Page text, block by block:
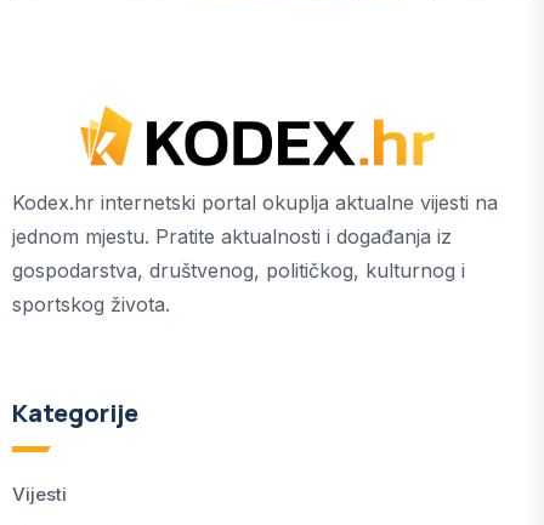
Kodex.hr internetski portal okuplja aktualne vijesti na
jednom mjestu. Pratite aktualnosti i događanja iz
gospodarstva, društvenog, političkog, kulturnog i
sportskog života.
Kategorije
Vijesti